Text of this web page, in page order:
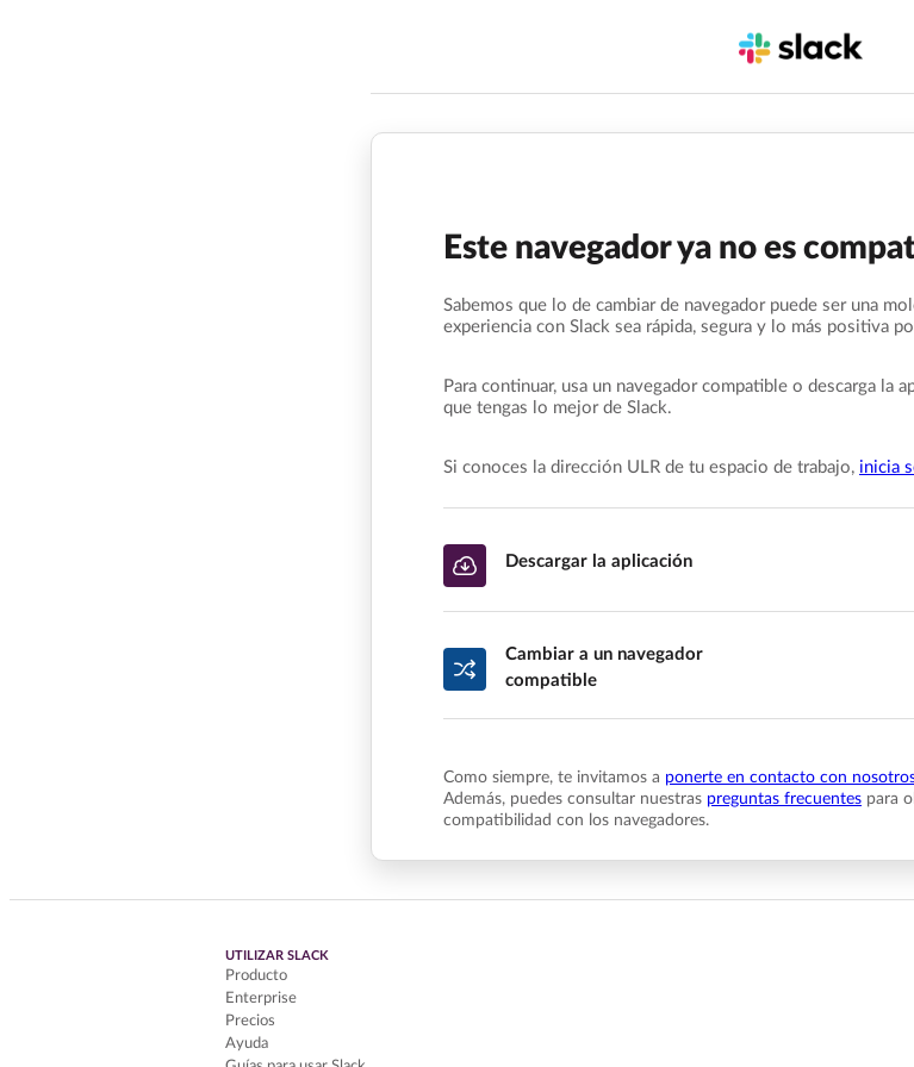
Este navegador ya no es
Sabemos que lo de cambiar de navegador puede ser una
experiencia con Slack sea rápida, segura y lo más positiva
Para continuar, usa un navegador compatible o descarga la
que tengas lo mejor de Slack.
Si conoces la dirección ULR de tu espacio de trabajo, inicia
Descargar la aplicación
Cambiar a un navegador
compatible
Como siempre, te invitamos a ponerte en contacto con
Además, puedes consultar nuestras preguntas frecuentes para
compatibilidad con los navegadores.
UTILIZAR SLACK
Producto
Enterprise
Precios
Ayuda